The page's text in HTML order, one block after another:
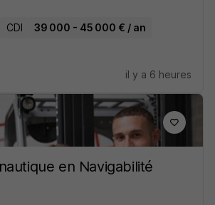
CDI 39 000 - 45 000 € / an
il y a 6 heures
en Navigabilité